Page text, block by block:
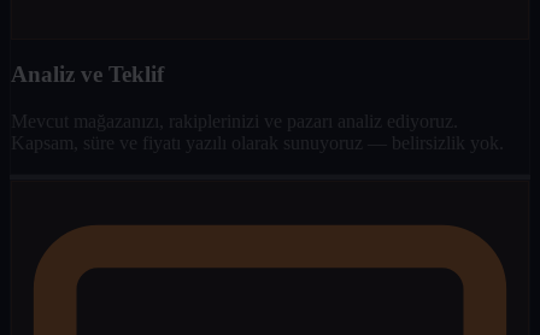
Analiz ve Teklif
Mevcut mağazanızı, rakiplerinizi ve pazarı analiz ediyoruz.
Kapsam, süre ve fiyatı yazılı olarak sunuyoruz — belirsizlik yok.